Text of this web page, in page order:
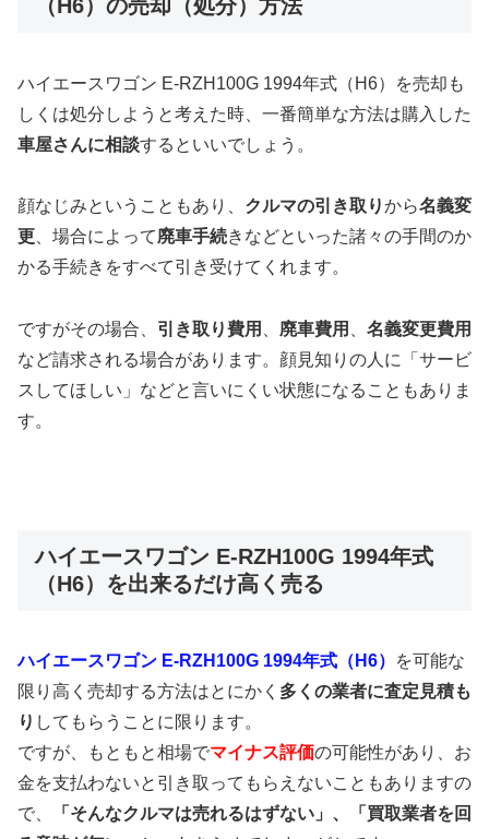
（H6）の売却（処分）方法
ハイエースワゴン E-RZH100G 1994年式（H6）を売却も
しくは処分しようと考えた時、一番簡単な方法は購入した
車屋さんに相談するといいでしょう。
顔なじみということもあり、 クルマの引き取りから名義変
更 、場合によって廃車手続きなどといった諸々の手間のか
かる手続きをすべて引き受けてくれます。
ですがその場合、 引き取り費用 廃車費用
名義変更費用
など請求される場合があります。顔見知りの人に「サービ
スしてほしい」などと言いにくい状態になることもありま
す。
ハイエースワゴン E-RZH100G 1994年式
（H6）を出来るだけ高く売る
ハイエースワゴン E-RZH100G 1994年式（H6）
を可能な
限り高く売却する方法はとにかく 多くの業者に査定見積も
り してもらうことに限ります。
ですが、もともと相場でマイナス評価の可能性があり、お
金を支払わないと引き取ってもらえないこともありますの
で、
「そんなクルマは売れるはずない」、「買取業者を回